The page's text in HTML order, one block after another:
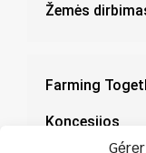
Žemės
Farming
Koncesijos